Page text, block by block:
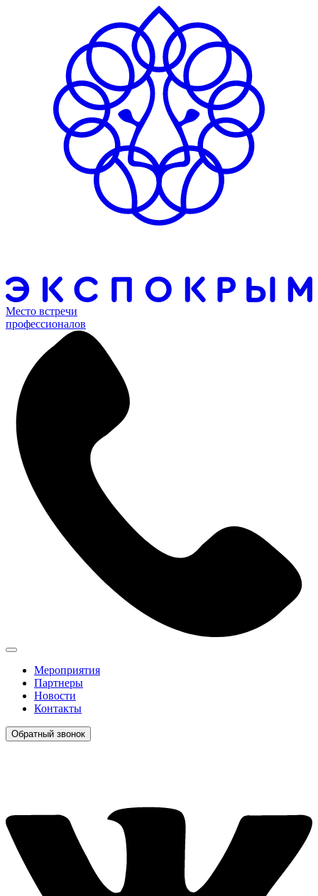
Место встречи
профессионалов
Мероприятия
Партнеры
Новости
Контакты
Обратный звонок